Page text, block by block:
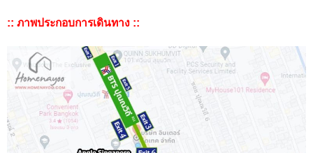
:: ภาพประกอบการเดินทาง ::